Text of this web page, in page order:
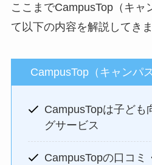
ここまでCampusTop（キャ
て以下の内容を解説してきま
CampusTop（キャンパ
CampusTopは子ども
グサービス
CampusTopの口コミ